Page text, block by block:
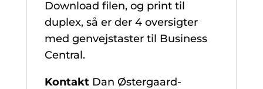
Download filen, og print til
duplex, så er der 4 oversigter
med genvejstaster til Business
Central.
Kontakt Dan Østergaard-